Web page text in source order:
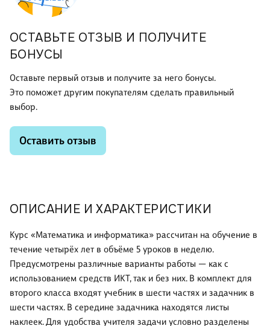
ОПИСАНИЕ И ХАРАКТЕРИСТИКИ
Курс «Математика и информатика» рассчитан на обучение в
течение четырёх лет в объёме 5 уроков в неделю.
Предусмотрены различные варианты работы — как с
использованием средств ИКТ, так и без них. В комплект для
второго класса входят учебник в шести частях и задачник в
шести частях. В середине задачника находятся листы
наклеек. Для удобства учителя задачи условно разделены
ОСТАВЬТЕ ОТЗЫВ И ПОЛУЧИТЕ
БОНУСЫ
Оставьте первый отзыв и получите за него бонусы.
Это поможет другим покупателям сделать правильный
выбор.
Оставить отзыв